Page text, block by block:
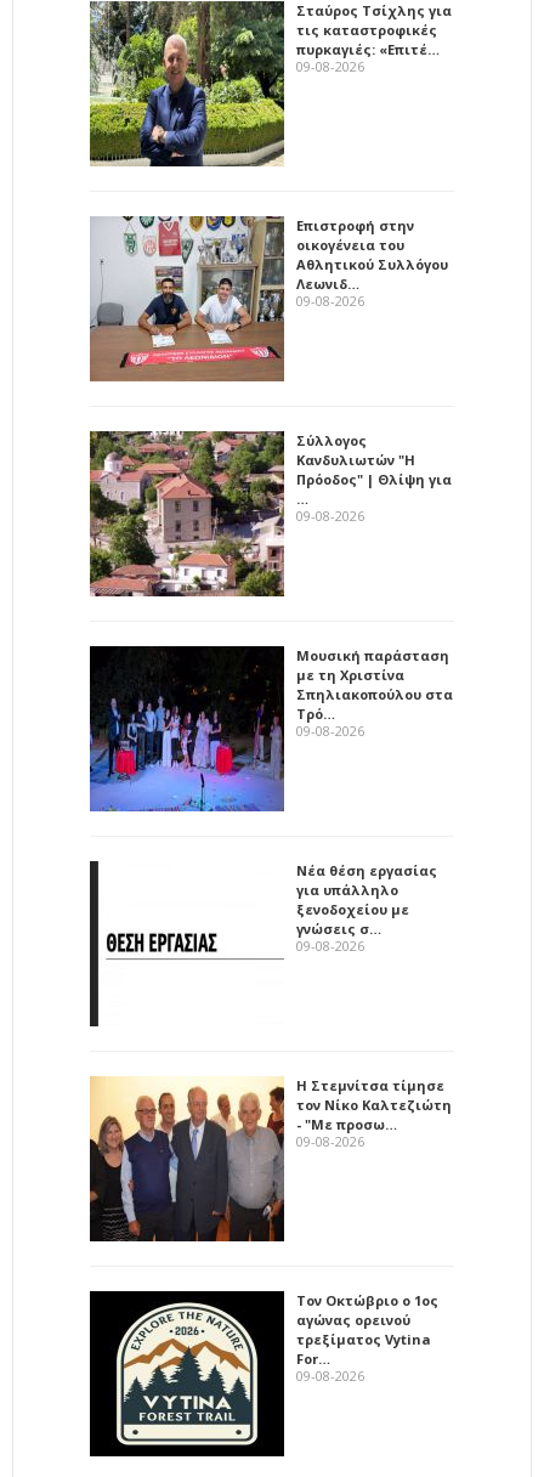
Σταύρος Τσίχλης για
τις καταστροφικές
πυρκαγιές: «Επιτέ…
09-08-2026
Επιστροφή στην
οικογένεια του
Αθλητικού Συλλόγου
Λεωνιδ…
09-08-2026
Σύλλογος
Κανδυλιωτών "Η
Πρόοδος" | Θλίψη για
…
09-08-2026
Μουσική παράσταση
με τη Χριστίνα
Σπηλιακοπούλου στα
Τρό…
09-08-2026
Νέα θέση εργασίας
για υπάλληλο
ξενοδοχείου με
γνώσεις σ…
09-08-2026
Η Στεμνίτσα τίμησε
τον Νίκο Καλτεζιώτη
- "Με προσω…
09-08-2026
Τον Οκτώβριο ο 1ος
αγώνας ορεινού
τρεξίματος Vytina
For…
09-08-2026